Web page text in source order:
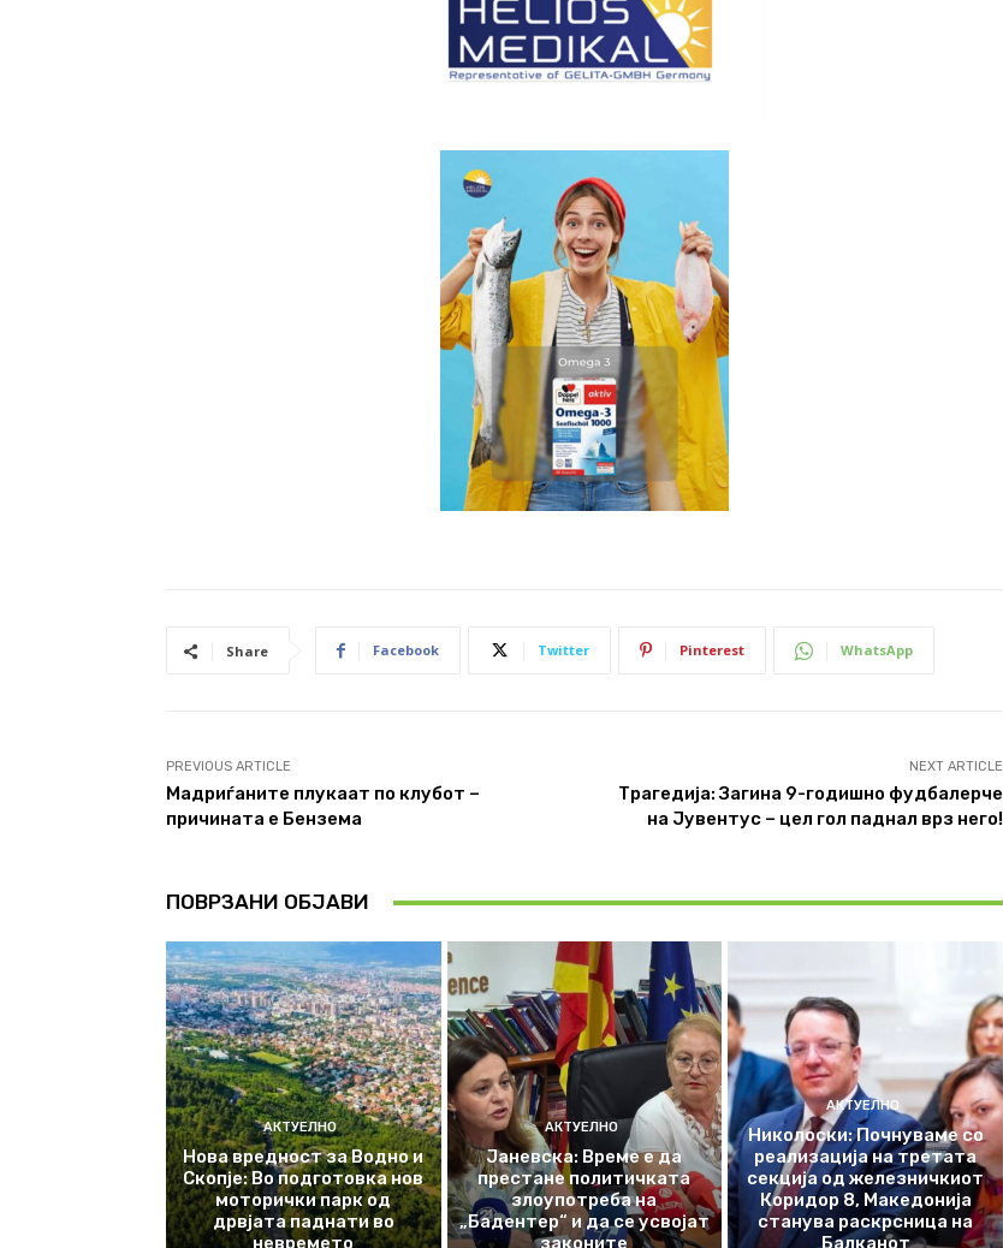
Share Facebook Twitter Pinterest WhatsApp
PREVIOUS ARTICLE
Мадриѓаните плукаат по клубот –
причината е Бензема
NEXT ARTICLE
Трагедија: Загина 9-годишно фудбалерче
на Јувентус – цел гол паднал врз него!
ПОВРЗАНИ ОБЈАВИ
АКТУЕЛНО
Нова вредност за Водно и
Скопје: Во подготовка нов
моторички парк од
дрвјата паднати во
невремето
АКТУЕЛНО
Јаневска: Време е да
престане политичката
злоупотреба на
„Бадентер“ и да се усвојат
законите
АКТУЕЛНО
Николоски: Почнуваме со
реализација на третата
секција од железничкиот
Коридор 8, Македонија
станува раскрсница на
Балканот